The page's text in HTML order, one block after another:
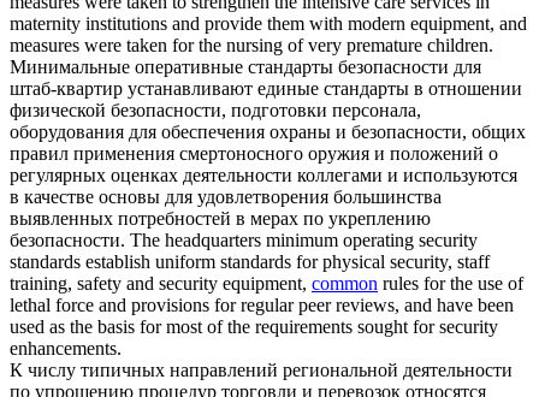
maternity institutions and provide them with modern equipment, and
measures were taken for the nursing of very premature children.
Минимальные оперативные стандарты безопасности для
штаб-квартир устанавливают единые стандарты в отношении
физической безопасности, подготовки персонала,
оборудования для обеспечения охраны и безопасности, общих
правил применения смертоносного оружия и положений о
регулярных оценках деятельности коллегами и используются
в качестве основы для удовлетворения большинства
выявленных потребностей в мерах по укреплению
безопасности. The headquarters minimum operating security
standards establish uniform standards for physical security, staff
training, safety and security equipment, common rules for the use of
lethal force and provisions for regular peer reviews, and have been
used as the basis for most of the requirements sought for security
enhancements.
К числу типичных направлений региональной деятельности
по упрощению процедур торговли и перевозок относятся